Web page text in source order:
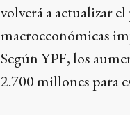
volverá a actualizar
macroeconómicas
Según YPF, los
2.700 millones para